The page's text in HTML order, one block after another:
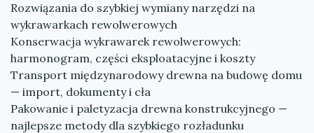
Rozwiązania do szybkiej wymiany narzędzi na
wykrawarkach rewolwerowych
Konserwacja wykrawarek rewolwerowych:
harmonogram, części eksploatacyjne i koszty
Transport międzynarodowy drewna na budowę domu
— import, dokumenty i cła
Pakowanie i paletyzacja drewna konstrukcyjnego —
najlepsze metody dla szybkiego rozładunku